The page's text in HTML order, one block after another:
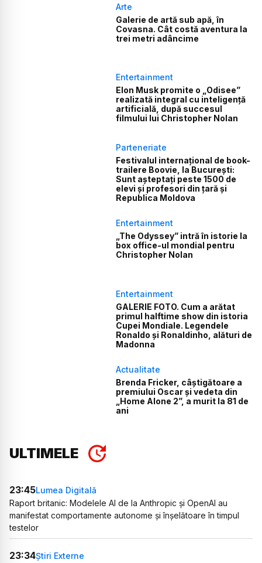
Arte
Galerie de artă sub apă, în
Covasna. Cât costă aventura la
trei metri adâncime
Entertainment
Elon Musk promite o „Odisee”
realizată integral cu inteligență
artificială, după succesul
filmului lui Christopher Nolan
Parteneriate
Festivalul internațional de book-
trailere Boovie, la București:
Sunt așteptați peste 1500 de
elevi și profesori din țară și
Republica Moldova
Entertainment
„The Odyssey” intră în istorie la
box office-ul mondial pentru
Christopher Nolan
Entertainment
GALERIE FOTO. Cum a arătat
primul halftime show din istoria
Cupei Mondiale. Legendele
Ronaldo și Ronaldinho, alături de
Madonna
Actualitate
Brenda Fricker, câștigătoare a
premiului Oscar și vedeta din
„Home Alone 2”, a murit la 81 de
ani
ULTIMELE
23:45Lumea Digitală
Raport britanic: Modelele AI de la Anthropic și OpenAI au
manifestat comportamente autonome și înșelătoare în timpul
testelor
23:34Știri Externe